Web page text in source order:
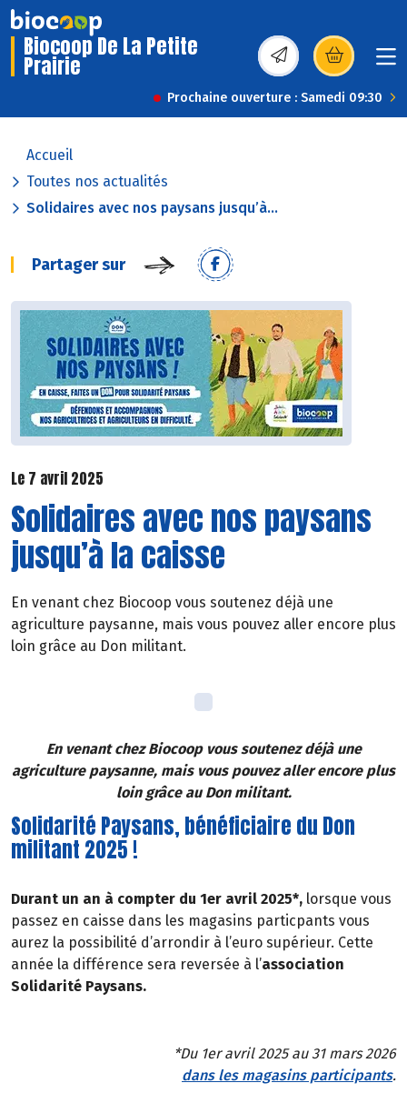
Biocoop De La Petite
Prairie (s’ouvre dans une
Prochaine ouverture : Samedi 09:30
Accueil
Toutes nos actualités
Solidaires avec nos paysans jusqu’à...
Partager sur
Le 7 avril 2025
Solidaires avec nos paysans
jusqu’à la caisse
En venant chez Biocoop vous soutenez déjà une
agriculture paysanne, mais vous pouvez aller encore plus
loin grâce au Don militant.
En venant chez Biocoop vous soutenez déjà une
agriculture paysanne, mais vous pouvez aller encore plus
loin grâce au Don militant.
Solidarité Paysans, bénéficiaire du Don
militant 2025 !
Durant un an à compter du 1er avril 2025*, lorsque vous
passez en caisse dans les magasins particpants vous
aurez la possibilité d’arrondir à l’euro supérieur. Cette
année la différence sera reversée à l’association
Solidarité Paysans.
*Du 1er avril 2025 au 31 mars 2026
dans les magasins participants.